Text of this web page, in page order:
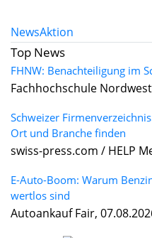
NewsAktion
Top News
FHNW: Benachteiligung im
Fachhochschule
Schweizer
Ort und Branche finden
swiss-press.com / HELP
E-Auto-Boom: Warum
wertlos sind
Autoankauf Fair,